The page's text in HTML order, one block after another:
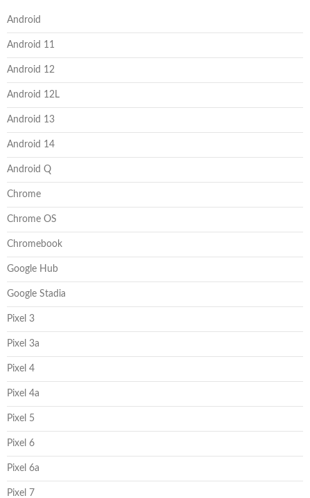
Android
Android 11
Android 12
Android 12L
Android 13
Android 14
Android Q
Chrome
Chrome OS
Chromebook
Google Hub
Google Stadia
Pixel 3
Pixel 3a
Pixel 4
Pixel 4a
Pixel 5
Pixel 6
Pixel 6a
Pixel 7